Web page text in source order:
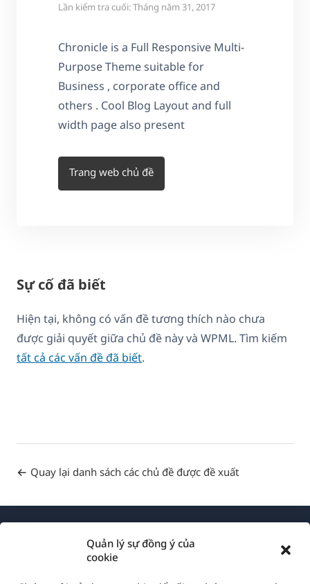
Quản lý sự đồng ý của
cookie
Lần kiểm tra cuối: Tháng năm 31, 2017
Chronicle is a Full Responsive Multi-
Purpose Theme suitable for
Business , corporate office and
others . Cool Blog Layout and full
width page also present
Trang web chủ đề
Sự cố đã biết
Hiện tại, không có vấn đề tương thích nào chưa
được giải quyết giữa chủ đề này và WPML. Tìm kiếm
tất cả các vấn đề đã biết.
Quay lại danh sách các chủ đề được đề xuất